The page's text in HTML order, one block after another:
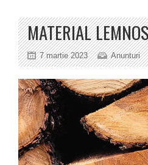
MATERIAL
7 martie 2023 Anunturi